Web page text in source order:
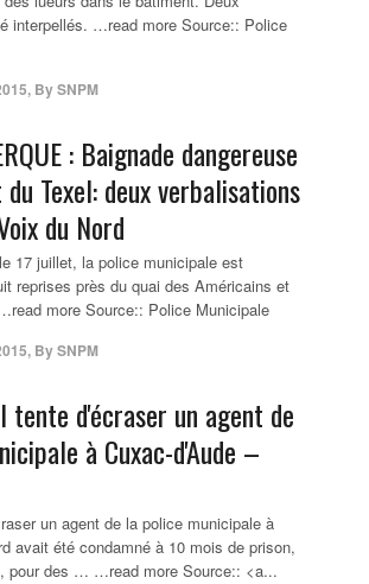
interpellés. …read more Source:: Police
, BySNPM
: Baignade dangereuse
Texel: deux verbalisations
du Nord
17 juillet, la police municipale est
reprises près du quai des Américains et
more Source:: Police Municipale
, BySNPM
tente d'écraser un agent de
à Cuxac-d'Aude –
un agent de la police municipale à
avait été condamné à 10 mois de prison,
pour des … …read more Source:: <a...